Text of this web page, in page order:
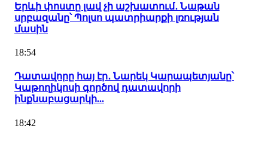
Երևի փոստը լավ չի աշխատում․ Նաթան
սրբազանը՝ Պոլսո պատրիարքի լռության
մասին
18:54
Դատավորը հայ էր․ Նարեկ Կարապետյանը՝
Կաթողիկոսի գործով դատավորի
ինքնաբացարկի...
18:42